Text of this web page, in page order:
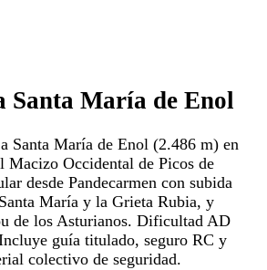
Santa María de Enol
Santa María de Enol (2.486 m) en
Macizo Occidental de Picos de
desde Pandecarmen con subida
María y la Grieta Rubia, y
de los Asturianos. Dificultad AD
guía titulado, seguro RC y
colectivo de seguridad.